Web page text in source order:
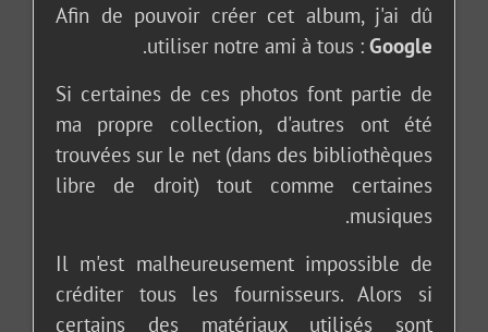
Afin de pouvoir créer cet album, j'ai dû
utiliser notre ami à tous : Google
.
Si certaines de ces photos font partie de
ma propre collection, d'autres ont été
trouvées sur le net (dans des bibliothèques
libre de droit) tout comme certaines
musiques.
Il m'est malheureusement impossible de
créditer tous les fournisseurs. Alors si
certains des matériaux utilisés sont